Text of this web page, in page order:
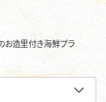
お造里付き海鮮プラ